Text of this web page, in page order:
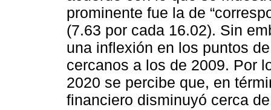
prominente fue la de
(7.63 por cada 16.02). Sin
una inflexión en los puntos
cercanos a los de 2009. Por
2020 se percibe que, en
financiero disminuyó cerca